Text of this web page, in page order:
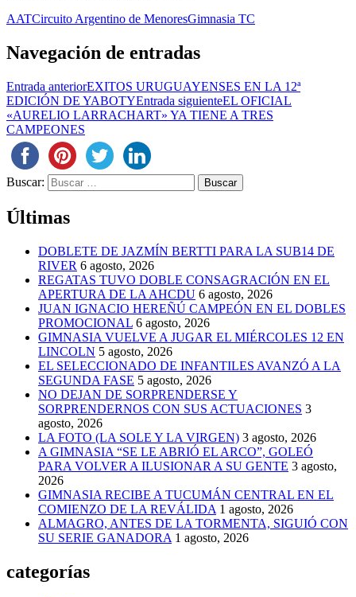
AATCircuito Argentino de MenoresGimnasia TC
Navegación de entradas
Entrada anteriorEXITOS URUGUAYENSES EN LA 12ª
EDICIÓN DE YABOTYEntrada siguienteEL OFICIAL
«AURELIO LARRACHART» YA TIENE A TRES
CAMPEONES
Buscar:
Últimas
DOBLETE DE JAZMÍN BERTTI PARA LA SUB14 DE
RIVER 6 agosto, 2026
REGATAS TUVO DOBLE CONSAGRACIÓN EN EL
APERTURA DE LA AHCDU 6 agosto, 2026
JUAN IGNACIO HEREÑÚ CAMPEÓN EN EL DOBLES
PROMOCIONAL 6 agosto, 2026
GIMNASIA VUELVE A JUGAR EL MIÉRCOLES 12 EN
LINCOLN 5 agosto, 2026
EL SELECCIONADO DE INFANTILES AVANZÓ A LA
SEGUNDA FASE 5 agosto, 2026
NO DEJAN DE SORPRENDERSE Y
SORPRENDERNOS CON SUS ACTUACIONES 3
agosto, 2026
LA FOTO (LA SOLE Y LA VIRGEN) 3 agosto, 2026
A GIMNASIA “SE LE ABRIÓ EL ARCO”, GOLEÓ
PARA VOLVER A ILUSIONAR A SU GENTE 3 agosto,
2026
GIMNASIA RECIBE A TUCUMÁN CENTRAL EN EL
COMIENZO DE LA REVÁLIDA 1 agosto, 2026
ALMAGRO, ANTES DE LA TORMENTA, SIGUIÓ CON
SU SERIE GANADORA 1 agosto, 2026
categorías